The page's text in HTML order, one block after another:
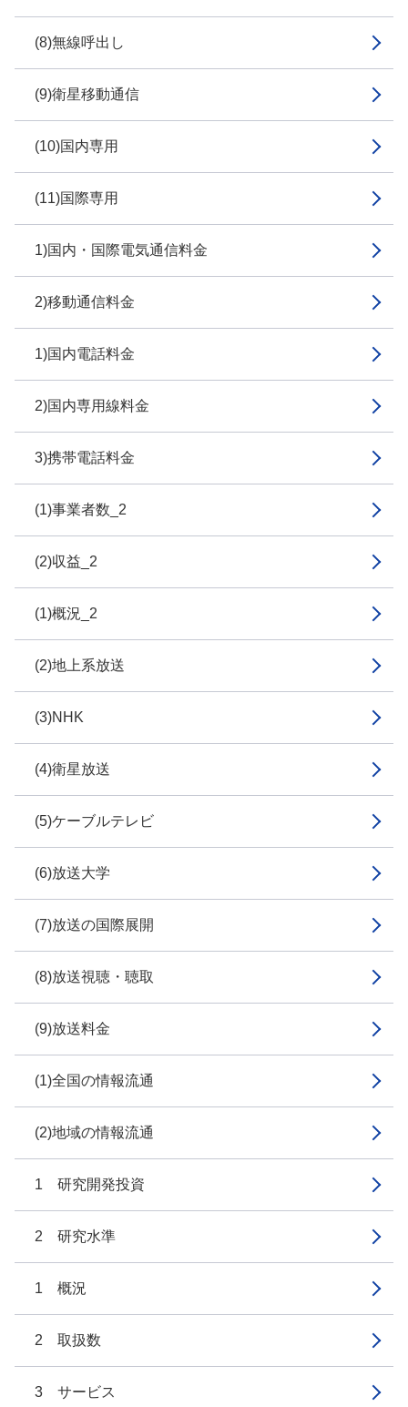
(8)無線呼出し
(9)衛星移動通信
(10)国内専用
(11)国際専用
1)国内・国際電気通信料金
2)移動通信料金
1)国内電話料金
2)国内専用線料金
3)携帯電話料金
(1)事業者数_2
(2)収益_2
(1)概況_2
(2)地上系放送
(3)NHK
(4)衛星放送
(5)ケーブルテレビ
(6)放送大学
(7)放送の国際展開
(8)放送視聴・聴取
(9)放送料金
(1)全国の情報流通
(2)地域の情報流通
1 研究開発投資
2 研究水準
1 概況
2 取扱数
3 サービス